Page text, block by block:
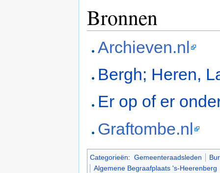
Bronnen
Archieven.nl
Bergh; Heren,
Er op of er
Graftombe.nl
Categorieën: Gemeenteraadsleden
Algemene Begraafplaats 's-Heerenberg